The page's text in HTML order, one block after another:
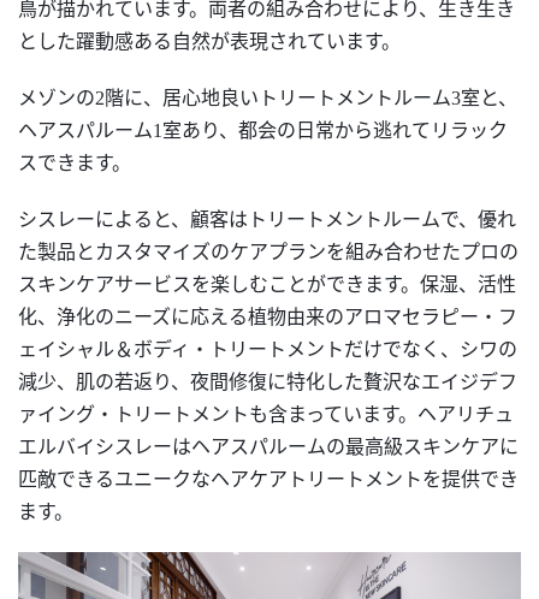
鳥が描かれています。両者の組み合わせにより、生き生き
とした躍動感ある自然が表現されています。
メゾンの2階に、居心地良いトリートメントルーム3室と、
ヘアスパルーム1室あり、都会の日常から逃れてリラック
スできます。
シスレーによると、顧客はトリートメントルームで、優れ
た製品とカスタマイズのケアプランを組み合わせたプロの
スキンケアサービスを楽しむことができます。保湿、活性
化、浄化のニーズに応える植物由来のアロマセラピー・フ
ェイシャル＆ボディ・トリートメントだけでなく、シワの
減少、肌の若返り、夜間修復に特化した贅沢なエイジデフ
ァイング・トリートメントも含まっています。ヘアリチュ
エルバイシスレーはヘアスパルームの最高級スキンケアに
匹敵できるユニークなヘアケアトリートメントを提供でき
ます。